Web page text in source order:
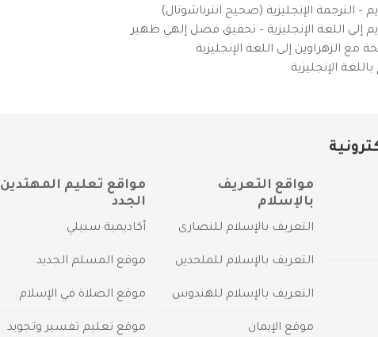
– الترجمة الإنجليزية (صحيح انترناشونال)
إلى اللغة الإنجليزية – تحقيق فضل إلهي ظهير
مع الزهراوين إلى اللغة الإنجليزية
الإنجليزية
مواقع التعريف
بالإسلام
التعريف بالإسلام للنصارى
التعريف بالإسلام للملحدين
التعريف بالإسلام للهندوس
موقع الإيمان
مواقع تعليم المهتدين
الجدد
أكاديمية سبيلي
موقع المسلم الجديد
موقع الصلاة في الإسلام
موقع تعليم تفسير وتجويد